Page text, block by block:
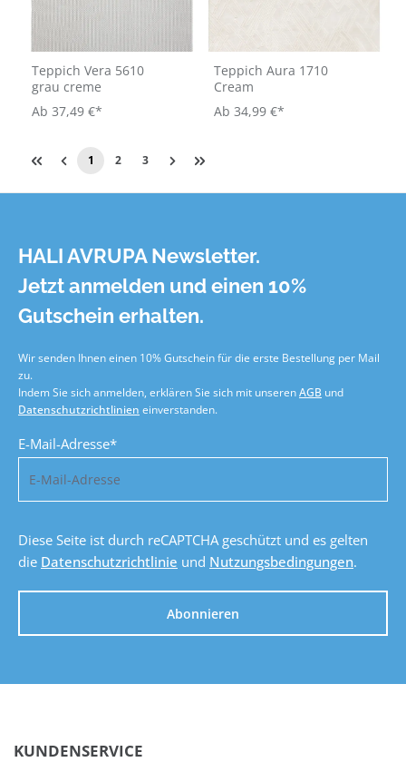
Teppich Vera 5610
grau creme
Ab 37,49 €*
Teppich Aura 1710
Cream
Ab 34,99 €*
1 2 3
HALI AVRUPA Newsletter.
Jetzt anmelden und einen 10%
Gutschein erhalten.
Wir senden Ihnen einen 10% Gutschein für die erste Bestellung per Mail
zu.
Indem Sie sich anmelden, erklären Sie sich mit unserenAGB und
Datenschutzrichtlinien einverstanden.
E-Mail-Adresse*
Diese Seite ist durch reCAPTCHA geschützt und es gelten
die Datenschutzrichtlinie und Nutzungsbedingungen.
Abonnieren
KUNDENSERVICE